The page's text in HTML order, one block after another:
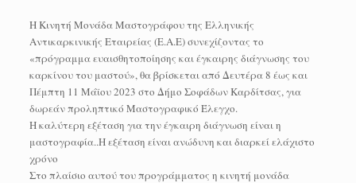
Η Κινητή Μονάδα Μαστογράφου της Ελληνικής
Αντικαρκινικής Εταιρείας (Ε.Α.Ε) συνεχίζοντας το
«πρόγραμμα ευαισθητοποίησης και έγκαιρης διάγνωσης του
καρκίνου του μαστού», θα βρίσκεται από Δευτέρα 8 έως και
Πέμπτη 11 Μάϊου 2023 στο Δήμο Σοφάδων Καρδίτσας, για
δωρεάν προληπτικό Μαστογραφικό Έλεγχο.
Η καλύτερη εξέταση για την έγκαιρη διάγνωση είναι η
μαστογραφία..Η εξέταση είναι ανώδυνη και διαρκεί ελάχιστο
χρόνο
Στo πλαίσιο αυτού του προγράμματος η κινητή μονάδα